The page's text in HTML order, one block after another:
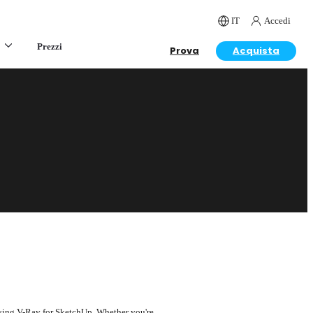
IT Accedi
Prezzi Prova Acquista